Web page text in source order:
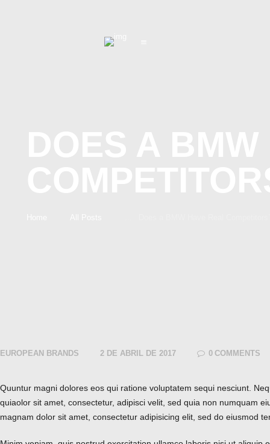
EUROPEAN BRANDS 2 DE ABRIL DE 2017 0 COMMENTS
Quuntur magni dolores eos qui ratione voluptatem sequi nesciunt.
quiaolor sit amet, consectetur, adipisci velit, sed quia non numquam
magnam dolor sit amet, consectetur adipisicing elit, sed do eiusmod